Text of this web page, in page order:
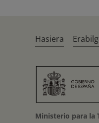
Hasiera
Ministerio para la